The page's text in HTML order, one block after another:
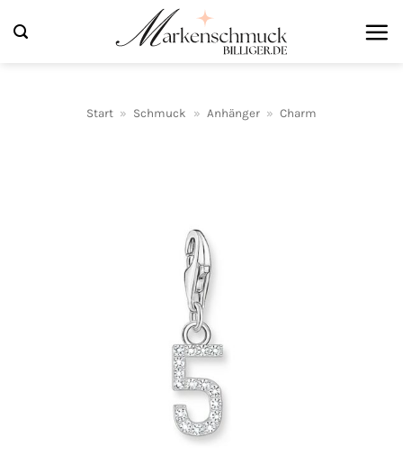
Inhalt
Start » Schmuck » Anhänger » Charm